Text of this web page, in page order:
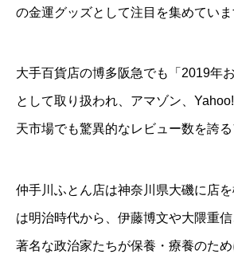
の金運グッズとして注目を集めていま
大手百貨店の博多阪急でも「2019年
として取り扱われ、アマゾン、
天市場でも驚異的なレビュー数を誇る
仲手川ふとん店は神奈川県大磯に店
は明治時代から、伊藤博文や大隈重
著名な政治家たちが保養・療養のた